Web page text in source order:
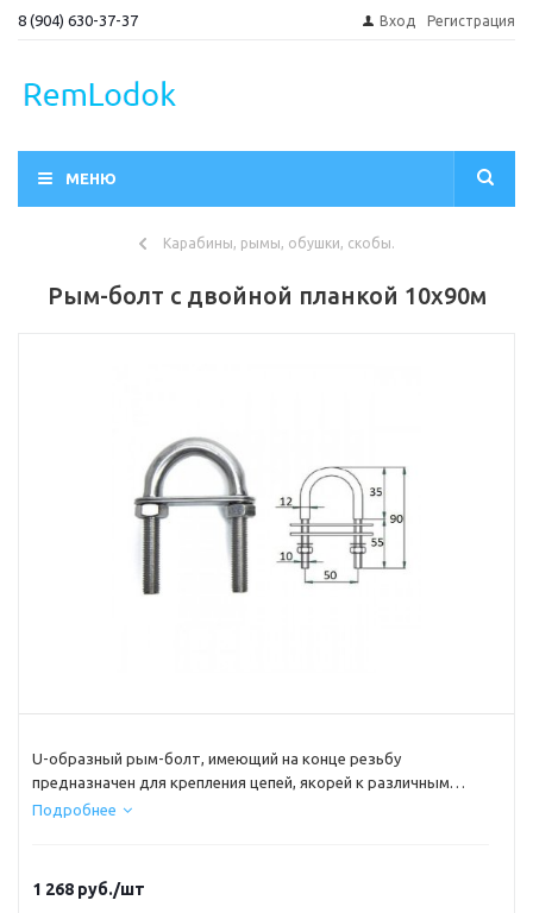
8 (904) 630-37-37 Вход Регистрация
МЕНЮ
Карабины, рымы, обушки, скобы.
Рым-болт с двойной планкой 10х90м
U-образный рым-болт, имеющий на конце резьбу
предназначен для крепления цепей, якорей к различным
конструкциям, механизмам и элементов судовых
якорных цепей и т.д.
Подробнее
1 268 руб./шт